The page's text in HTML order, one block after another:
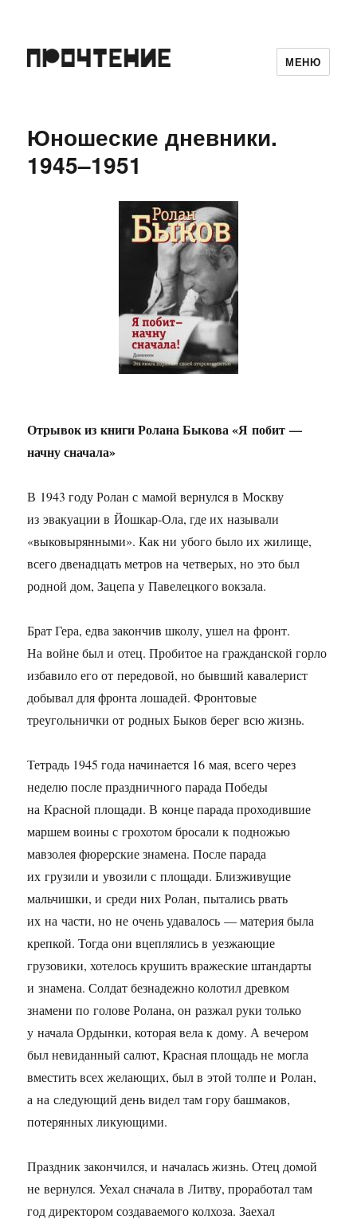
МЕНЮ
Юношеские дневники.
1945–1951
Отрывок из книги Ролана Быкова «Я побит —
начну сначала»
В 1943 году Ролан с мамой вернулся в Москву
из эвакуации в Йошкар-Ола, где их называли
«выковырянными». Как ни убого было их жилище,
всего двенадцать метров на четверых, но это был
родной дом, Зацепа у Павелецкого вокзала.
Брат Гера, едва закончив школу, ушел на фронт.
На войне был и отец. Пробитое на гражданской горло
избавило его от передовой, но бывший кавалерист
добывал для фронта лошадей. Фронтовые
треугольнички от родных Быков берег всю жизнь.
Тетрадь 1945 года начинается 16 мая, всего через
неделю после праздничного парада Победы
на Красной площади. В конце парада проходившие
маршем воины с грохотом бросали к подножью
мавзолея фюрерские знамена. После парада
их грузили и увозили с площади. Близживущие
мальчишки, и среди них Ролан, пытались рвать
их на части, но не очень удавалось — материя была
крепкой. Тогда они вцеплялись в уезжающие
грузовики, хотелось крушить вражеские штандарты
и знамена. Солдат безнадежно колотил древком
знамени по голове Ролана, он разжал руки только
у начала Ордынки, которая вела к дому. А вечером
был невиданный салют, Красная площадь не могла
вместить всех желающих, был в этой толпе и Ролан,
а на следующий день видел там гору башмаков,
потерянных ликующими.
Праздник закончился, и началась жизнь. Отец домой
не вернулся. Уехал сначала в Литву, проработал там
год директором создаваемого колхоза. Заехал